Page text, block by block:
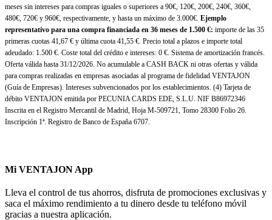
meses sin intereses para compras iguales o superiores a 90€, 120€, 200€, 240€, 360€,
480€, 720€ y 960€, respectivamente, y hasta un máximo de 3.000€. Ejemplo
representativo para una compra financiada en 36 meses de 1.500 €: importe de las 35
primeras cuotas 41,67 € y última cuota 41,55 €. Precio total a plazos e importe total
adeudado: 1.500 €. Coste total del crédito e intereses: 0 €. Sistema de amortización francés.
Oferta válida hasta 31/12/2026. No acumulable a CASH BACK ni otras ofertas y válida
para compras realizadas en empresas asociadas al programa de fidelidad VENTAJON
(Guía de Empresas). Intereses subvencionados por los establecimientos. (4) Tarjeta de
débito VENTAJON emitida por PECUNIA CARDS EDE, S.L.U. NIF B86972346
Inscrita en el Registro Mercantil de Madrid, Hoja M-509721, Tomo 28300 Folio 26.
Inscripción 1ª. Registro de Banco de España 6707.
Mi VENTAJON App
Lleva el control de tus ahorros, disfruta de promociones exclusivas y
saca el máximo rendimiento a tu dinero desde tu teléfono móvil
gracias a nuestra aplicación.